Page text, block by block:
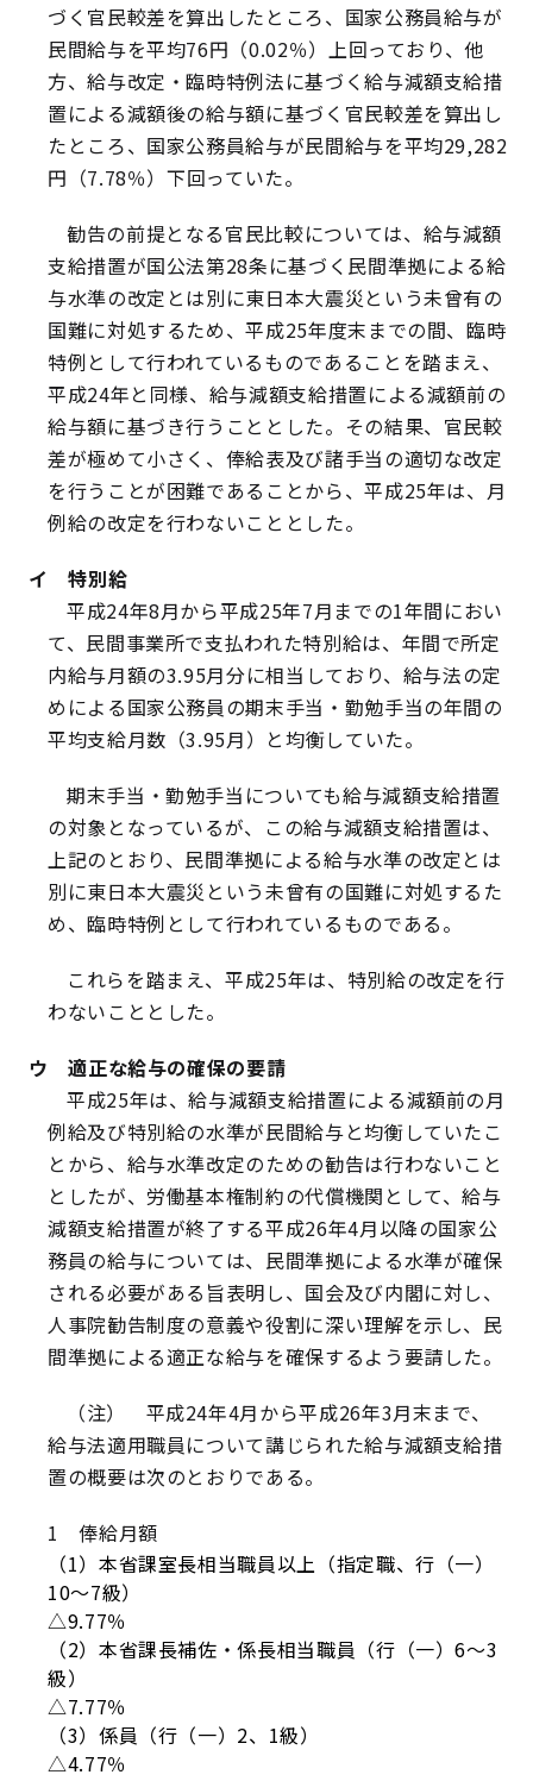
づく官民較差を算出したところ、国家公務員給与が
民間給与を平均76円（0.02％）上回っており、他
方、給与改定・臨時特例法に基づく給与減額支給措
置による減額後の給与額に基づく官民較差を算出し
たところ、国家公務員給与が民間給与を平均29,282
円（7.78％）下回っていた。
勧告の前提となる官民比較については、給与減額
支給措置が国公法第28条に基づく民間準拠による給
与水準の改定とは別に東日本大震災という未曾有の
国難に対処するため、平成25年度末までの間、臨時
特例として行われているものであることを踏まえ、
平成24年と同様、給与減額支給措置による減額前の
給与額に基づき行うこととした。その結果、官民較
差が極めて小さく、俸給表及び諸手当の適切な改定
を行うことが困難であることから、平成25年は、月
例給の改定を行わないこととした。
イ 特別給
平成24年8月から平成25年7月までの1年間におい
て、民間事業所で支払われた特別給は、年間で所定
内給与月額の3.95月分に相当しており、給与法の定
めによる国家公務員の期末手当・勤勉手当の年間の
平均支給月数（3.95月）と均衡していた。
期末手当・勤勉手当についても給与減額支給措置
の対象となっているが、この給与減額支給措置は、
上記のとおり、民間準拠による給与水準の改定とは
別に東日本大震災という未曾有の国難に対処するた
め、臨時特例として行われているものである。
これらを踏まえ、平成25年は、特別給の改定を行
わないこととした。
ウ 適正な給与の確保の要請
平成25年は、給与減額支給措置による減額前の月
例給及び特別給の水準が民間給与と均衡していたこ
とから、給与水準改定のための勧告は行わないこと
としたが、労働基本権制約の代償機関として、給与
減額支給措置が終了する平成26年4月以降の国家公
務員の給与については、民間準拠による水準が確保
される必要がある旨表明し、国会及び内閣に対し、
人事院勧告制度の意義や役割に深い理解を示し、民
間準拠による適正な給与を確保するよう要請した。
（注） 平成24年4月から平成26年3月末まで、
給与法適用職員について講じられた給与減額支給措
置の概要は次のとおりである。
1 俸給月額
（1）本省課室長相当職員以上（指定職、行（一）
10～7級）
△9.77％
（2）本省課長補佐・係長相当職員（行（一）6～3
級）
△7.77％
（3）係員（行（一）2、1級）
△4.77％